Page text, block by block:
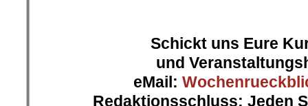
Die Finck-Dynastie,